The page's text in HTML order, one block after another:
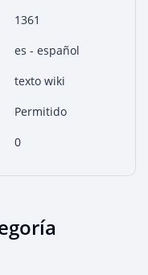
1361
es - español
texto wiki
Permitido
0